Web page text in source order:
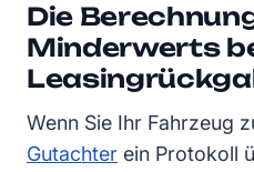
Die
Minderwerts
Wenn Sie Ihr Fahrzeug
Gutachter ein Protokoll